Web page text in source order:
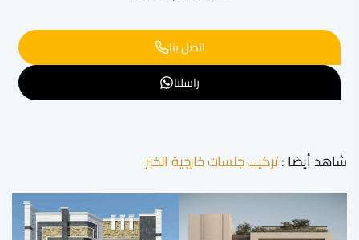
اتصل بنا
راسلنا
شاهد أيضا :تركيب جلسات خارجية الخبر